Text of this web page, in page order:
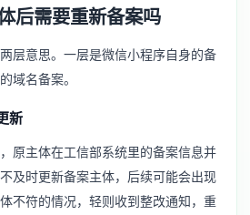
后需要重新备案吗
层意思。一层是微信小程序自身的备
域名备案。
新
原主体在工信部系统里的备案信息并
及时更新备案主体，后续可能会出现
不符的情况，轻则收到整改通知，重